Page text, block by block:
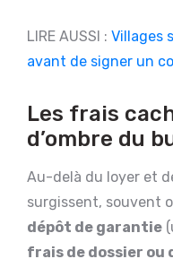
LIRE AUSSI : Villages
avant de signer un
Les frais
d’ombre du
Au-delà du loyer et
surgissent, souvent
dépôt de garantie
frais de dossier ou